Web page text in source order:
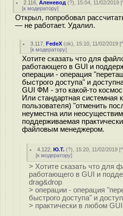
2.116 ,Аленевод (?), 15:04, 11/02/2019 [
[к модератору]
Открыл, попробовал
— не работает. Удалил.
3.117 ,FedeX (ok), 15:10, 11/02/2019 [
[к модератору]
Хотите сказать что для
работающего в GUI и
операции - операция
быстрого доступа" и
GUI ФМ - это какой-то
Или стандартная системная
пользователя) "отменить
неуместна или
поддерживаемая
файловым менеджером.
4.122 ,Ю.Т. (?), 15:20, 11/02/2019 [^
[к модератору]
> Хотите сказать что для
работающего в GUI и
drag&drop
> операции - операция
быстрого доступа" и
> практически в любом